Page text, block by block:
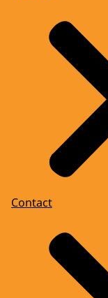
Contact